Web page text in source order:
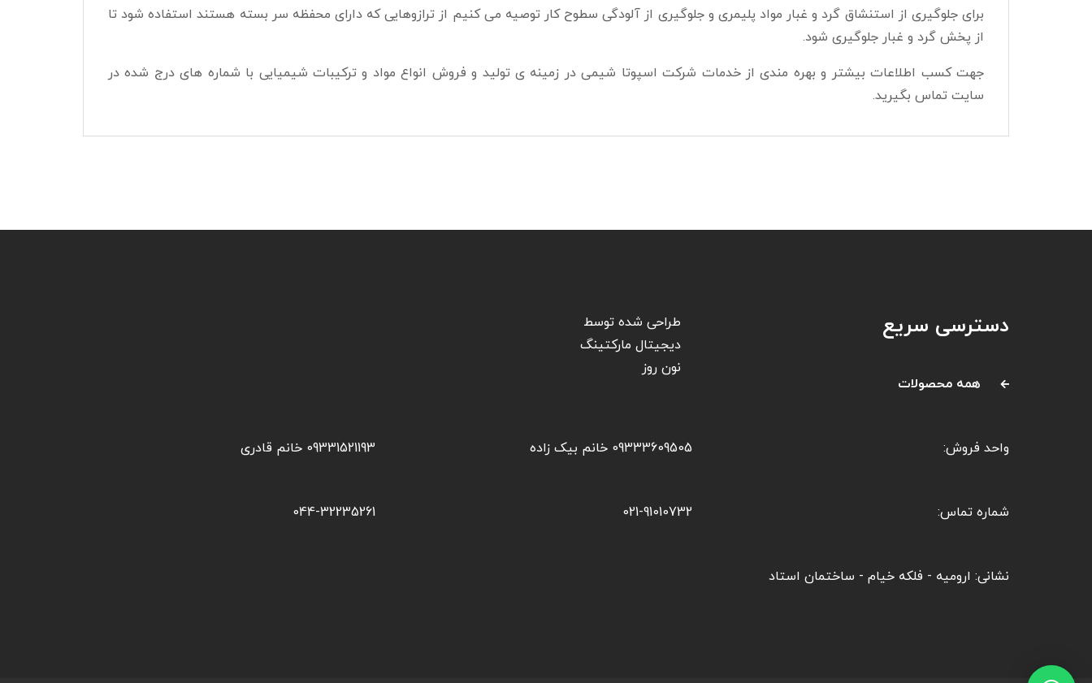
برای جلوگیری از استنشاق گرد و غبار مواد پلیمری و جلوگیری از آلودگی سطوح کار توصیه می کنیم از ترازوهایی که دارای محفظه سر بسته هستند استفاده شود تا
از پخش گرد و غبار جلوگیری شود.
جهت کسب اطلاعات بیشتر و بهره مندی از خدمات شرکت اسپوتا شیمی در زمینه ی تولید و فروش انواع مواد و ترکیبات شیمیایی با شماره های درج شده در
سایت تماس بگیرید.
دسترسی سریع
همه محصولات
طراحی شده توسط
دیجیتال مارکتینگ
نون روز
واحد فروش: 09333609505 خانم بیک زاده 09331521193 خانم قادری
شماره تماس: 021-91010732
044-32235261
نشانی: ارومیه - فلکه خیام - ساختمان استاد